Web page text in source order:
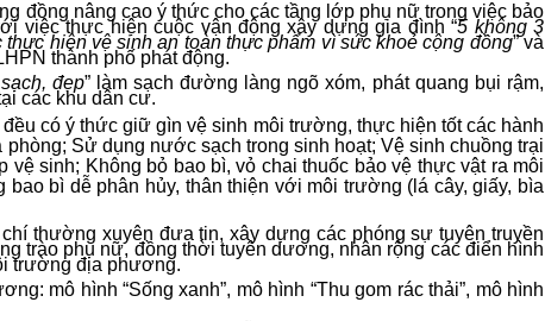
đồng nâng cao ý thức cho các tầng lớp phụ nữ trong việc bảo
việc thực hiện cuộc vận động xây dựng gia đình “5 không 3
hiện vệ sinh an toàn thực phẩm vì sức khoẻ cộng đồng” và
thành phố phát động.
đẹp” làm sạch đường làng ngõ xóm, phát quang bụi rậm,
các khu dân cư.
có ý thức giữ gìn vệ sinh môi trường, thực hiện tốt các hành
Sử dụng nước sạch trong sinh hoạt; Vệ sinh chuồng trại
sinh; Không bỏ bao bì, vỏ chai thuốc bảo vệ thực vật ra môi
bì dễ phân hủy, thân thiện với môi trường (lá cây, giấy, bìa
thường xuyên đưa tin, xây dựng các phóng sự tuyên truyền
trào phụ nữ, đồng thời tuyên dương, nhân rộng các điển hình
trường địa phương.
mô hình “Sống xanh”, mô hình “Thu gom rác thải”, mô hình